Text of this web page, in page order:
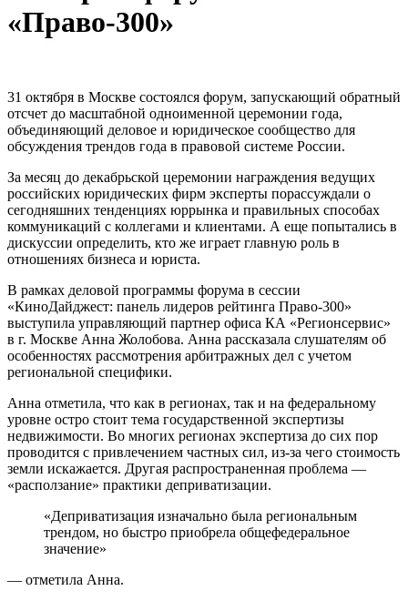
«Право-300»
31 октября в Москве состоялся форум, запускающий обратный
отсчет до масштабной одноименной церемонии года,
объединяющий деловое и юридическое сообщество для
обсуждения трендов года в правовой системе России.
За месяц до декабрьской церемонии награждения ведущих
российских юридических фирм эксперты порассуждали о
сегодняшних тенденциях юррынка и правильных способах
коммуникаций с коллегами и клиентами. А еще попытались в
дискуссии определить, кто же играет главную роль в
отношениях бизнеса и юриста.
В рамках деловой программы форума в сессии
«КиноДайджест: панель лидеров рейтинга Право-300»
выступила управляющий партнер офиса КА «Регионсервис»
в г. Москве Анна Жолобова. Анна рассказала слушателям об
особенностях рассмотрения арбитражных дел с учетом
региональной специфики.
Анна отметила, что как в регионах, так и на федеральному
уровне остро стоит тема государственной экспертизы
недвижимости. Во многих регионах экспертиза до сих пор
проводится с привлечением частных сил, из-за чего стоимость
земли искажается. Другая распространенная проблема —
«расползание» практики деприватизации.
«Деприватизация изначально была региональным
трендом, но быстро приобрела общефедеральное
значение»
— отметила Анна.